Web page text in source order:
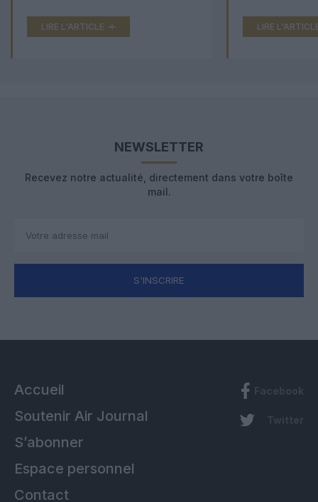
LIRE L'ARTICLE LIRE
NEWSLETTER
Recevez notre actualité, directement dans votre boîte
mail.
S'INSCRIRE
Accueil
Soutenir Air Journal
S’abonner
Espace personnel
Contact